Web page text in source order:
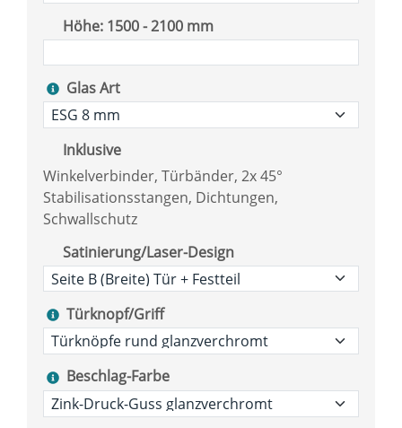
Höhe: 1500 - 2100 mm
Glas Art
Inklusive
Winkelverbinder, Türbänder, 2x 45°
Stabilisationsstangen, Dichtungen,
Schwallschutz
Satinierung/Laser-Design
Türknopf/Griff
Beschlag-Farbe